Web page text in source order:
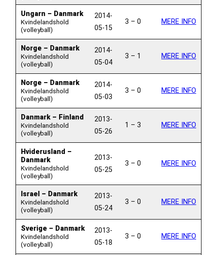
Ungarn – Danmark
Kvindelandshold
(volleyball)
2014-
05-15
3 – 0 MERE INFO
Norge – Danmark
Kvindelandshold
(volleyball)
2014-
05-04
3 – 1 MERE INFO
Norge – Danmark
Kvindelandshold
(volleyball)
2014-
05-03
3 – 0 MERE INFO
Danmark – Finland
Kvindelandshold
(volleyball)
2013-
05-26
1 – 3 MERE INFO
Hviderusland –
Danmark
Kvindelandshold
(volleyball)
2013-
05-25
3 – 0 MERE INFO
Israel – Danmark
Kvindelandshold
(volleyball)
2013-
05-24
3 – 0 MERE INFO
Sverige – Danmark
Kvindelandshold
(volleyball)
2013-
05-18
3 – 0 MERE INFO